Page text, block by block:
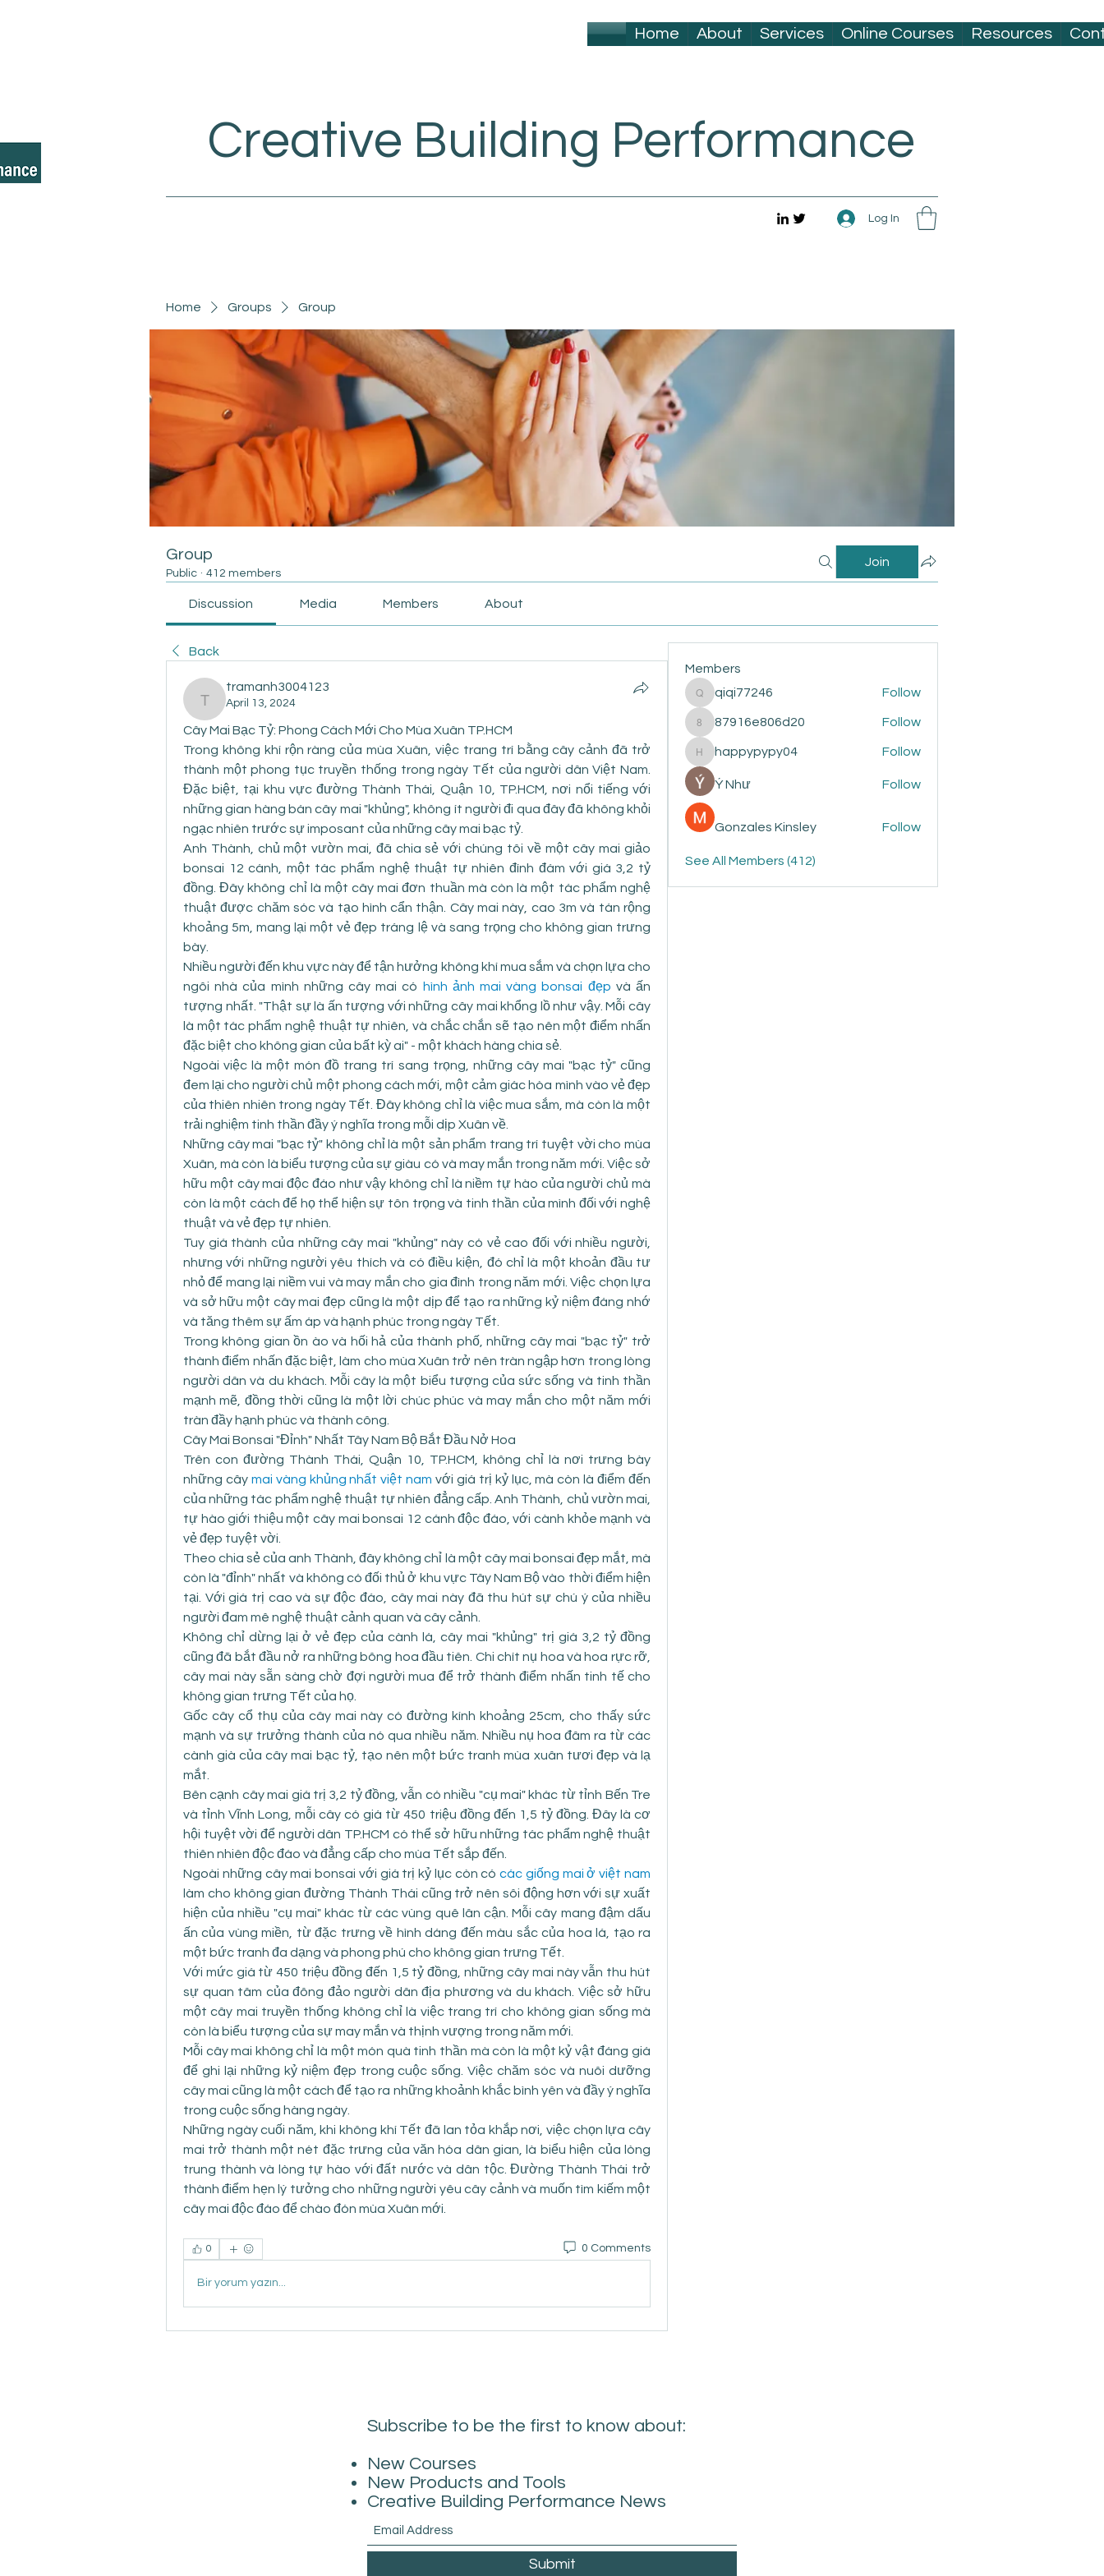
Home About Services Online Courses Resources
Creative Building Performance
Log In
Home Groups Group
Group
Public · 412 members
Join
Discussion Media Members About
Back
tramanh3004123
tramanh3004123
April 13, 2024
Cây Mai Bạc Tỷ: Phong Cách Mới Cho Mùa Xuân TP.HCM
Trong không khí rộn ràng của mùa Xuân, việc trang trí bằng cây cảnh đã trở
thành một phong tục truyền thống trong ngày Tết của người dân Việt Nam.
Đặc biệt, tại khu vực đường Thành Thái, Quận 10, TP.HCM, nơi nổi tiếng với
những gian hàng bán cây mai "khủng", không ít người đi qua đây đã không khỏi
ngạc nhiên trước sự imposant của những cây mai bạc tỷ.
Anh Thành, chủ một vườn mai, đã chia sẻ với chúng tôi về một cây mai giảo
bonsai 12 cánh, một tác phẩm nghệ thuật tự nhiên đính đám với giá 3,2 tỷ
đồng. Đây không chỉ là một cây mai đơn thuần mà còn là một tác phẩm nghệ
thuật được chăm sóc và tạo hình cẩn thận. Cây mai này, cao 3m và tán rộng
khoảng 5m, mang lại một vẻ đẹp tráng lệ và sang trọng cho không gian trưng
bày.
Nhiều người đến khu vực này để tận hưởng không khí mua sắm và chọn lựa cho
ngôi nhà của mình những cây mai có hình ảnh mai vàng bonsai đẹp và ấn
tượng nhất. "Thật sự là ấn tượng với những cây mai khổng lồ như vậy. Mỗi cây
là một tác phẩm nghệ thuật tự nhiên, và chắc chắn sẽ tạo nên một điểm nhấn
đặc biệt cho không gian của bất kỳ ai" - một khách hàng chia sẻ.
Ngoài việc là một món đồ trang trí sang trọng, những cây mai "bạc tỷ" cũng
đem lại cho người chủ một phong cách mới, một cảm giác hòa mình vào vẻ đẹp
của thiên nhiên trong ngày Tết. Đây không chỉ là việc mua sắm, mà còn là một
trải nghiệm tinh thần đầy ý nghĩa trong mỗi dịp Xuân về.
Những cây mai "bạc tỷ" không chỉ là một sản phẩm trang trí tuyệt vời cho mùa
Xuân, mà còn là biểu tượng của sự giàu có và may mắn trong năm mới. Việc sở
hữu một cây mai độc đáo như vậy không chỉ là niềm tự hào của người chủ mà
còn là một cách để họ thể hiện sự tôn trọng và tinh thần của mình đối với nghệ
thuật và vẻ đẹp tự nhiên.
Tuy giá thành của những cây mai "khủng" này có vẻ cao đối với nhiều người,
nhưng với những người yêu thích và có điều kiện, đó chỉ là một khoản đầu tư
nhỏ để mang lại niềm vui và may mắn cho gia đình trong năm mới. Việc chọn lựa
và sở hữu một cây mai đẹp cũng là một dịp để tạo ra những kỷ niệm đáng nhớ
và tăng thêm sự ấm áp và hạnh phúc trong ngày Tết.
Trong không gian ồn ào và hối hả của thành phố, những cây mai "bạc tỷ" trở
thành điểm nhấn đặc biệt, làm cho mùa Xuân trở nên tràn ngập hơn trong lòng
người dân và du khách. Mỗi cây là một biểu tượng của sức sống và tinh thần
mạnh mẽ, đồng thời cũng là một lời chúc phúc và may mắn cho một năm mới
tràn đầy hạnh phúc và thành công.
Cây Mai Bonsai "Đỉnh" Nhất Tây Nam Bộ Bắt Đầu Nở Hoa
Trên con đường Thành Thái, Quận 10, TP.HCM, không chỉ là nơi trưng bày
những cây mai vàng khủng nhất việt nam với giá trị kỷ lục, mà còn là điểm đến
của những tác phẩm nghệ thuật tự nhiên đẳng cấp. Anh Thành, chủ vườn mai,
tự hào giới thiệu một cây mai bonsai 12 cánh độc đáo, với cành khỏe mạnh và
vẻ đẹp tuyệt vời.
Theo chia sẻ của anh Thành, đây không chỉ là một cây mai bonsai đẹp mắt, mà
còn là "đỉnh" nhất và không có đối thủ ở khu vực Tây Nam Bộ vào thời điểm hiện
tại. Với giá trị cao và sự độc đáo, cây mai này đã thu hút sự chú ý của nhiều
người đam mê nghệ thuật cảnh quan và cây cảnh.
Không chỉ dừng lại ở vẻ đẹp của cành lá, cây mai "khủng" trị giá 3,2 tỷ đồng
cũng đã bắt đầu nở ra những bông hoa đầu tiên. Chi chít nụ hoa và hoa rực rỡ,
cây mai này sẵn sàng chờ đợi người mua để trở thành điểm nhấn tinh tế cho
không gian trưng Tết của họ.
Gốc cây cổ thụ của cây mai này có đường kính khoảng 25cm, cho thấy sức
mạnh và sự trưởng thành của nó qua nhiều năm. Nhiều nụ hoa đâm ra từ các
cành già của cây mai bạc tỷ, tạo nên một bức tranh mùa xuân tươi đẹp và lạ
mắt.
Bên cạnh cây mai giá trị 3,2 tỷ đồng, vẫn có nhiều "cụ mai" khác từ tỉnh Bến Tre
và tỉnh Vĩnh Long, mỗi cây có giá từ 450 triệu đồng đến 1,5 tỷ đồng. Đây là cơ
hội tuyệt vời để người dân TP.HCM có thể sở hữu những tác phẩm nghệ thuật
thiên nhiên độc đáo và đẳng cấp cho mùa Tết sắp đến.
Ngoài những cây mai bonsai với giá trị kỷ lục còn có các giống mai ở việt nam
làm cho không gian đường Thành Thái cũng trở nên sôi động hơn với sự xuất
hiện của nhiều "cụ mai" khác từ các vùng quê lân cận. Mỗi cây mang đậm dấu
ấn của vùng miền, từ đặc trưng về hình dáng đến màu sắc của hoa lá, tạo ra
một bức tranh đa dạng và phong phú cho không gian trưng Tết.
Với mức giá từ 450 triệu đồng đến 1,5 tỷ đồng, những cây mai này vẫn thu hút
sự quan tâm của đông đảo người dân địa phương và du khách. Việc sở hữu
một cây mai truyền thống không chỉ là việc trang trí cho không gian sống mà
còn là biểu tượng của sự may mắn và thịnh vượng trong năm mới.
Mỗi cây mai không chỉ là một món quà tinh thần mà còn là một kỷ vật đáng giá
để ghi lại những kỷ niệm đẹp trong cuộc sống. Việc chăm sóc và nuôi dưỡng
cây mai cũng là một cách để tạo ra những khoảnh khắc bình yên và đầy ý nghĩa
trong cuộc sống hàng ngày.
Những ngày cuối năm, khi không khí Tết đã lan tỏa khắp nơi, việc chọn lựa cây
mai trở thành một nét đặc trưng của văn hóa dân gian, là biểu hiện của lòng
trung thành và lòng tự hào với đất nước và dân tộc. Đường Thành Thái trở
thành điểm hẹn lý tưởng cho những người yêu cây cảnh và muốn tìm kiếm một
cây mai độc đáo để chào đón mùa Xuân mới.
0 0 Comments
Bir yorum yazın...
Members
qiqi77246
qiqi77246 Follow
87916e806d20
87916e806d20 Follow
happypypy04
happypypy04 Follow
Ý Như Follow
Gonzales Kinsley Follow
See All Members (412)
Subscribe to be the first to know about:
New Courses
New Products and Tools
Creative Building Performance News
Submit